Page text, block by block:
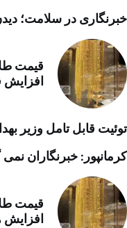
خبرنگاری در سلامت؛
توئیت قابل تامل وزیر
کرمانپور: خبرنگاران نمی